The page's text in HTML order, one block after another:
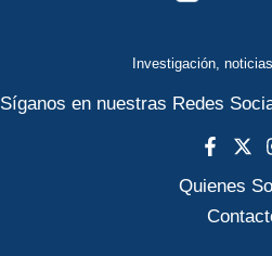
Investigación,
Síganos en nuestras Redes
Quienes